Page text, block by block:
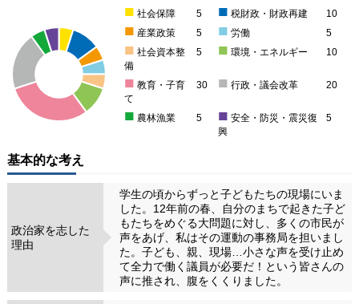
■ 社会保障 5 ■ 税財政・財政再建 10
■ 産業政策 5 ■ 労働 5
■ 社会資本整
備
5 ■ 環境・エネルギー 10
■ 教育・子育
て
30 ■ 行政・議会改革 20
■ 農林漁業 5 ■ 安全・防災・震災復
興
5
基本的な考え
政治家を志した
理由
学生の頃からずっと子どもたちの現場にいま
した。12年前の春、自分のまちで起きた子ど
もたちをめぐる大問題に対し、多くの市民が
声をあげ、私はその運動の事務局を担いまし
た。子ども、親、現場…小さな声を受け止め
て全力で働く議員が必要だ！という皆さんの
声に推され、腹をくくりました。